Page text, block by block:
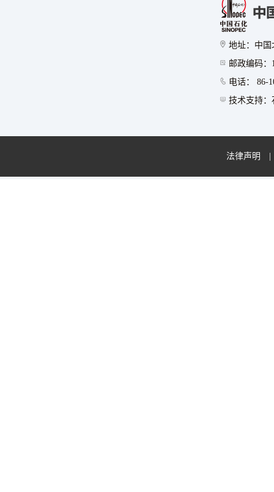
地址：中国
邮政编码：
电话： 86-
技术支持：
法律声明